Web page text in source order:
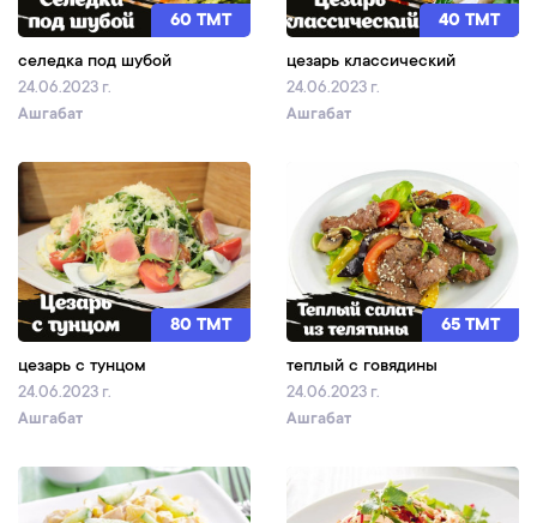
60 TMT
селедка под шубой
24.06.2023 г.
Ашгабат
40 TMT
цезарь классический
24.06.2023 г.
Ашгабат
80 TMT
цезарь с тунцом
24.06.2023 г.
Ашгабат
65 TMT
теплый с говядины
24.06.2023 г.
Ашгабат